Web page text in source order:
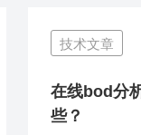
法是：将已
银用作强酸
验二茂铁用作
中未还原的重
技术文章
在线bod分
些？